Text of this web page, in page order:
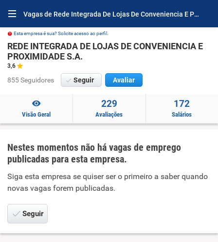
Vagas de Rede Integrada De Lojas De Conveniencia E Proximidade S.a.
Esta empresa é sua? Solicite acesso ao perfil.
REDE INTEGRADA DE LOJAS DE CONVENIENCIA E
PROXIMIDADE S.A.
3,6
855 Seguidores Seguir Avaliar
Visão Geral
229
Avaliações
172
Salários
Nestes momentos não há vagas de emprego
publicadas para esta empresa.
Siga esta empresa se quiser ser o primeiro a saber quando
novas vagas forem publicadas.
Seguir